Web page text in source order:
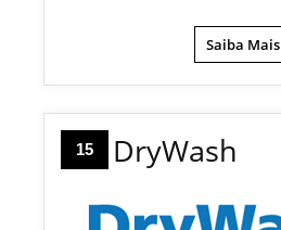
Saiba Mais
15 DryWash